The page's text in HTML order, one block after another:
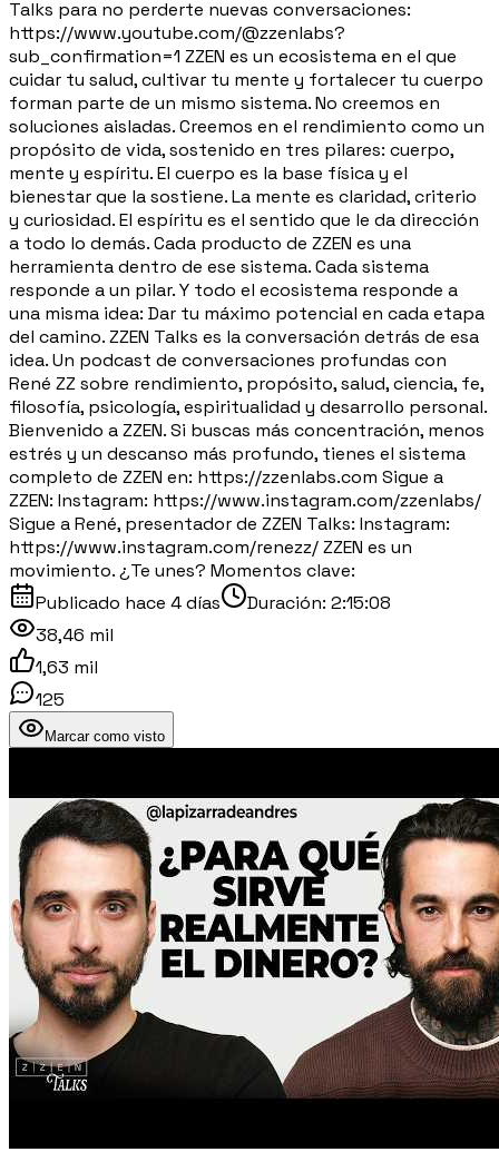
Talks para no perderte nuevas conversaciones:
https://www.youtube.com/@zzenlabs?
sub_confirmation=1 ZZEN es un ecosistema en el que
cuidar tu salud, cultivar tu mente y fortalecer tu cuerpo
forman parte de un mismo sistema. No creemos en
soluciones aisladas. Creemos en el rendimiento como un
propósito de vida, sostenido en tres pilares: cuerpo,
mente y espíritu. El cuerpo es la base física y el
bienestar que la sostiene. La mente es claridad, criterio
y curiosidad. El espíritu es el sentido que le da dirección
a todo lo demás. Cada producto de ZZEN es una
herramienta dentro de ese sistema. Cada sistema
responde a un pilar. Y todo el ecosistema responde a
una misma idea: Dar tu máximo potencial en cada etapa
del camino. ZZEN Talks es la conversación detrás de esa
idea. Un podcast de conversaciones profundas con
René ZZ sobre rendimiento, propósito, salud, ciencia, fe,
filosofía, psicología, espiritualidad y desarrollo personal.
Bienvenido a ZZEN. Si buscas más concentración, menos
estrés y un descanso más profundo, tienes el sistema
completo de ZZEN en: https://zzenlabs.com Sigue a
ZZEN: Instagram: https://www.instagram.com/zzenlabs/
Sigue a René, presentador de ZZEN Talks: Instagram:
https://www.instagram.com/renezz/ ZZEN es un
movimiento. ¿Te unes? Momentos clave:
Publicado hace 4 días Duración: 2:15:08
38,46 mil
1,63 mil
125
Marcar como visto